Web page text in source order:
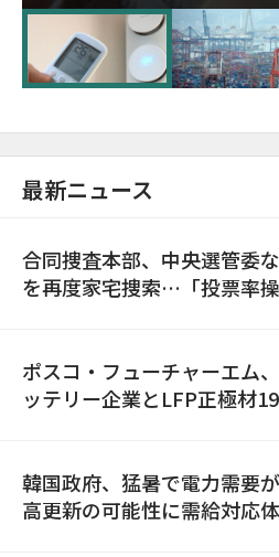
に需給対応体制を点検
最新ニュース
合同捜査本部、中央選管委
を再度家宅捜索…「投票率
ポスコ・フューチャーエム
ッテリー企業とLFP正極材
韓国政府、猛暑で電力需要
高更新の可能性に需給対応